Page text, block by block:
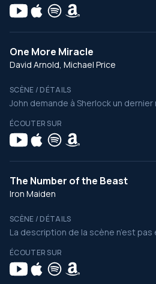
One More Miracle
David Arnold, Michael Price
SCÈNE / DÉTAILS
John demande à Sherlock un dernier
ÉCOUTER SUR
The Number of the Beast
Iron Maiden
SCÈNE / DÉTAILS
La description de la scène n’est
ÉCOUTER SUR